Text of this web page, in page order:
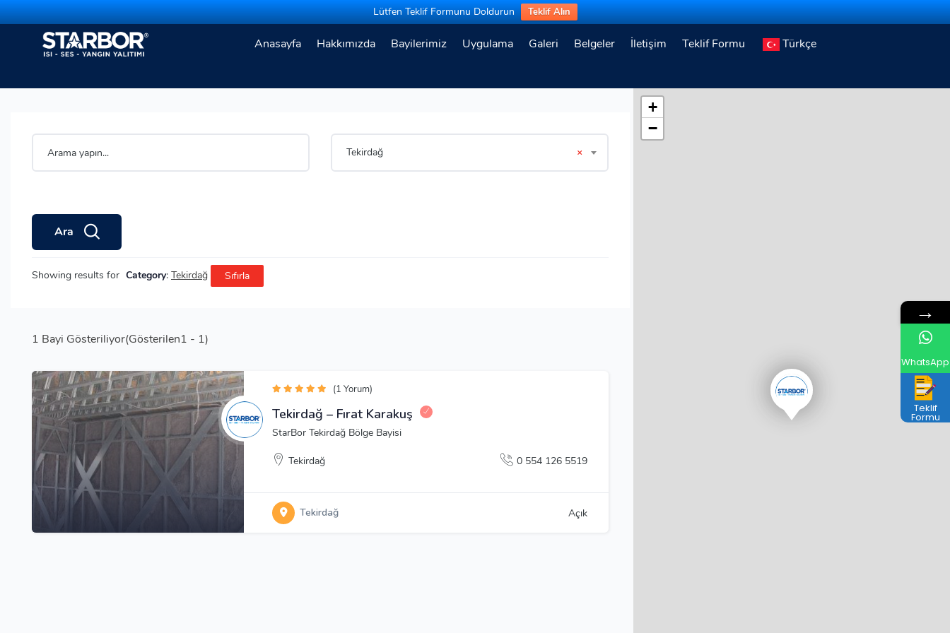
Lütfen Teklif Formunu Doldurun Teklif Alın
Anasayfa Hakkımızda Bayilerimiz Uygulama Galeri Belgeler İletişim Teklif Formu Türkçe
×
Tekirdağ
Ara
Showing results for Category: Tekirdağ Sıfırla
1 Bayi Gösteriliyor(Gösterilen1 - 1)
(1 Yorum)
Tekirdağ – Fırat Karakuş
StarBor Tekirdağ Bölge Bayisi
Tekirdağ 0 554 126 5519
Tekirdağ Açık
+
−
→
WhatsApp
Teklif
Formu